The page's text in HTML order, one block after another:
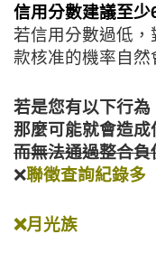
信用分數建議至少
若信用分數過低，
款核准的機率自然
若是您有以下行為
那麼可能就會造
而無法通過整合負
❌聯徵查詢紀錄多
❌月光族